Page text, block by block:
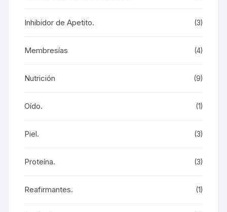
Inhibidor de Apetito. (3)
Membresías (4)
Nutrición (9)
Oído. (1)
Piel. (3)
Proteína. (3)
Reafirmantes. (1)